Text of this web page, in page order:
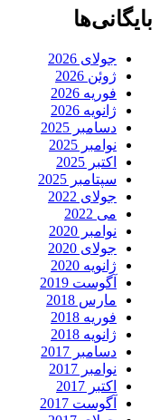
بایگانی‌ها
جولای 2026
ژوئن 2026
فوریه 2026
ژانویه 2026
دسامبر 2025
نوامبر 2025
اکتبر 2025
سپتامبر 2025
جولای 2022
می 2022
نوامبر 2020
جولای 2020
ژانویه 2020
آگوست 2019
مارس 2018
فوریه 2018
ژانویه 2018
دسامبر 2017
نوامبر 2017
اکتبر 2017
آگوست 2017